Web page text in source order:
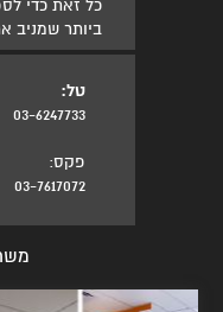
כל זאת כדי
ביותר שמניב
טל:
03-6247733
פקס:
03-7617072